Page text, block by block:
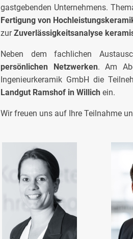
gastgebenden Unternehmens.
Fertigung von
zurZuverlässigkeitsanalyse
Neben dem fachlichen
persönlichen Netzwerken. Am
Ingenieurkeramik GmbH die
Landgut Ramshof in Willich ein.
Wir freuen uns auf Ihre Teilnahme